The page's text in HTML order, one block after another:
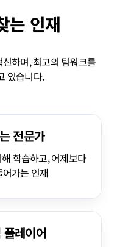
는 인재
하며, 최고의 팀워크를
있습니다.
전문가
학습하고, 어제보다
가는 인재
레이어